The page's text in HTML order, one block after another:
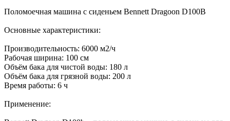
Поломоечная машина с сиденьем Bennett Dragoon D100B
Основные характеристики:
Производительность: 6000 м2/ч
Рабочая ширина: 100 см
Объём бака для чистой воды: 180 л
Объём бака для грязной воды: 200 л
Время работы: 6 ч
Применение: